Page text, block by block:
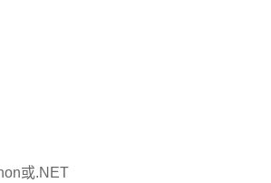
或.NET